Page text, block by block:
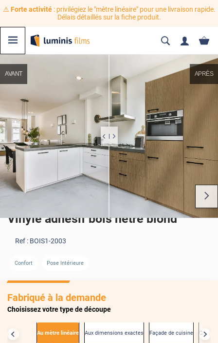
⚠️ Forte activité: privilégiez le "mètre linéaire" pour une livraison rapide.
Délais détaillés sur la fiche produit.
AVANT APRÈS
AVANT
Vinyle adhésif bois hêtre blond
Ref : BOIS1-2003
Confort Pose Intérieure
Fabriqué à la demande
Choisissez votre type de découpe
Au mètre linéaire Aux dimensions exactes Façade de cuisine